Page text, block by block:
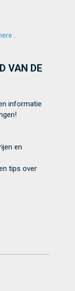
VAN DE
informatie
en
tips over